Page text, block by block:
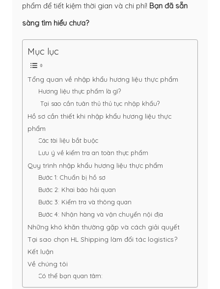
phẩm để tiết kiệm thời gian và chi phí! Bạn đã sẵn
sàng tìm hiểu chưa?
Mục lục
Tổng quan về nhập khẩu hương liệu thực phẩm
Hương liệu thực phẩm là gì?
Tại sao cần tuân thủ thủ tục nhập khẩu?
Hồ sơ cần thiết khi nhập khẩu hương liệu thực
phẩm
Các tài liệu bắt buộc
Lưu ý về kiểm tra an toàn thực phẩm
Quy trình nhập khẩu hương liệu thực phẩm
Bước 1: Chuẩn bị hồ sơ
Bước 2: Khai báo hải quan
Bước 3: Kiểm tra và thông quan
Bước 4: Nhận hàng và vận chuyển nội địa
Những khó khăn thường gặp và cách giải quyết
Tại sao chọn HL Shipping làm đối tác logistics?
Kết luận
Về chúng tôi
Có thể bạn quan tâm: